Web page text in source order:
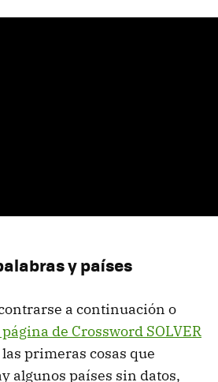
y países
a continuación o
de Crossword SOLVER
primeras cosas que
algunos países sin datos,